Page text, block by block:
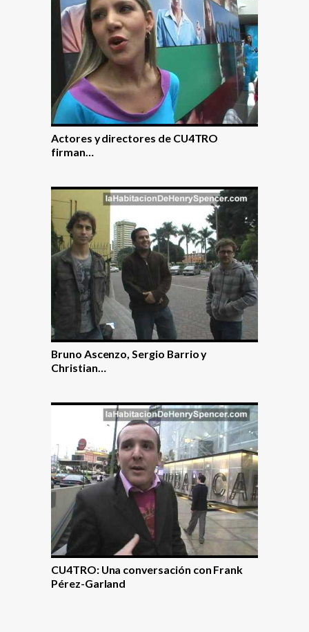
Actores y directores de CU4TRO
firman…
Bruno Ascenzo, Sergio Barrio y
Christian…
CU4TRO: Una conversación con Frank
Pérez-Garland